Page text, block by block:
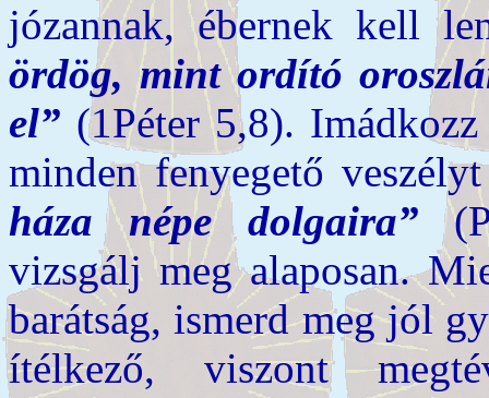
józannak, ébernek kell
ördög, mint ordító
el” (1Péter 5,8).
minden fenyegető
háza népe dolgaira”
vizsgálj meg alaposan.
barátság, ismerd meg jól
ítélkező, viszont